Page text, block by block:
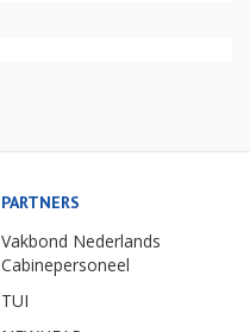
PARTNERS
Vakbond Nederlands
Cabinepersoneel
TUI